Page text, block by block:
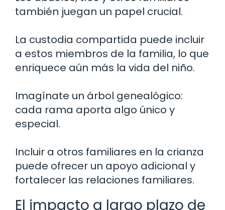
también juegan un papel crucial.
La custodia compartida puede incluir
a estos miembros de la familia, lo que
enriquece aún más la vida del niño.
Imagínate un árbol genealógico:
cada rama aporta algo único y
especial.
Incluir a otros familiares en la crianza
puede ofrecer un apoyo adicional y
fortalecer las relaciones familiares.
El impacto a largo plazo de